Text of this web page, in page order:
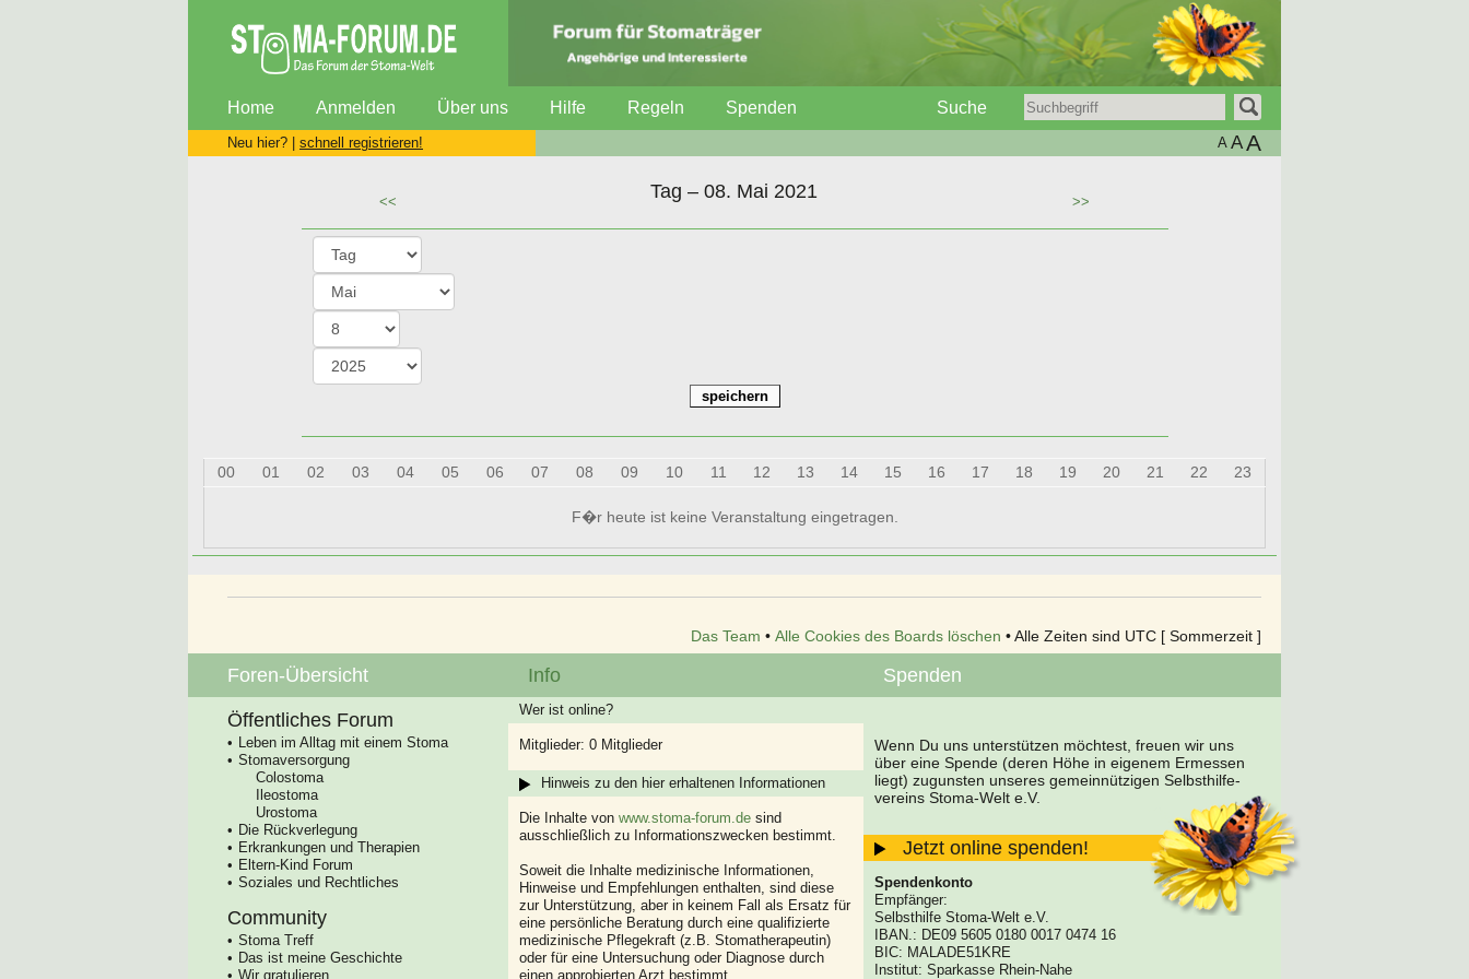
Home Anmelden Über uns Hilfe Regeln Spenden Suche
Neu hier? | schnell registrieren! A AA
<< Tag – 08. Mai 2021 >>
00 01 02 03 04 05 06 07 08 09 10 11 12 13 14 15 16 17 18 19 20 21 22 23
F�r heute ist keine Veranstaltung eingetragen.
Das Team • Alle Cookies des Boards löschen • Alle Zeiten sind UTC [ Sommerzeit ]
Foren-Übersicht
Öffentliches Forum
Leben im Alltag mit einem Stoma
Stomaversorgung
Colostoma
Ileostoma
Urostoma
Die Rückverlegung
Erkrankungen und Therapien
Eltern-Kind Forum
Soziales und Rechtliches
Community
Stoma Treff
Das ist meine Geschichte
Wir gratulieren
Info
Wer ist online?
Mitglieder: 0 Mitglieder
Hinweis zu den hier erhaltenen Informationen
Die Inhalte von www.stoma-forum.de sind
ausschließlich zu Informationszwecken bestimmt.
Soweit die Inhalte medizinische Informationen,
Hinweise und Empfehlungen enthalten, sind diese
zur Unterstützung, aber in keinem Fall als Ersatz für
eine persönliche Beratung durch eine qualifizierte
medizinische Pflegekraft (z.B. Stomatherapeutin)
oder für eine Untersuchung oder Diagnose durch
einen approbierten Arzt bestimmt.
Spenden
Wenn Du uns unterstützen möchtest, freuen wir uns
über eine Spende (deren Höhe in eigenem Ermessen
liegt) zugunsten unseres gemeinnützigen Selbsthilfe-
vereins Stoma-Welt e.V.
Jetzt online spenden!
Spendenkonto
Empfänger:
Selbsthilfe Stoma-Welt e.V.
IBAN.: DE09 5605 0180 0017 0474 16
BIC: MALADE51KRE
Institut: Sparkasse Rhein-Nahe